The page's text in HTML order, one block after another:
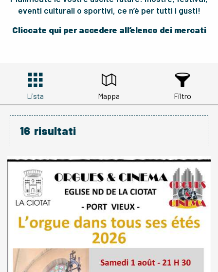
eventi culturali o sportivi, ce n’è per tutti i gusti!
Cliccate qui per accedere all’elenco dei mercati
Lista Mappa Filtro
16 risultati